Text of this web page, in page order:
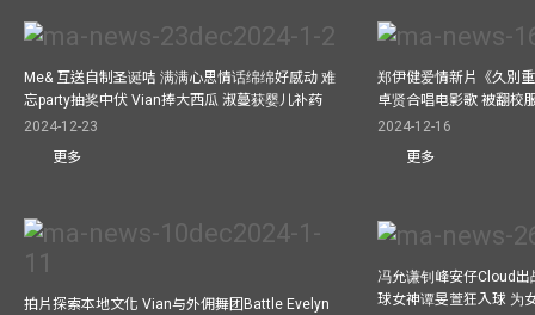
Me& 互送自制圣诞咭 满满心思情话绵绵好感动 难
忘party抽奖中伏 Vian捧大西瓜 淑蔓获婴儿补药
2024-12-23
更多
郑伊健爱情新片《久別
卓贤合唱电影歌 被翻校
2024-12-16
更多
拍片探索本地文化 Vian与外佣舞团Battle Evelyn
冯允谦钊峰安仔Cloud
球女神谭旻萱狂入球 为